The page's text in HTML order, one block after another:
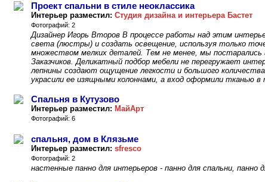
Проект спальни в стиле неоклассика
Интерьер разместил: Студия дизайна и интерьера Бастет
Фотографий: 2
Дизайнер Игорь Второв В процессе работы над этим
света (люстры) и создать освещение, используя только
множеством мелких деталей. Тем не менее, мы
Заказчиков. Деликатный подбор мебели не перегружает
лепнины создают ощущение легкости и большого
украсили ее изящными колоннами, а вход оформили тканью
Спальня в Кутузово
Интерьер разместил: МайАрт
Фотографий: 6
спальня, дом в Клязьме
Интерьер разместил: sfresco
Фотографий: 2
настенные панно для интерьеров - панно для спальни,